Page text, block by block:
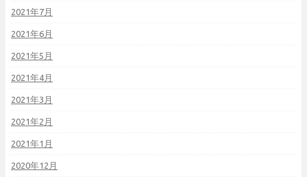
2021年7月
2021年6月
2021年5月
2021年4月
2021年3月
2021年2月
2021年1月
2020年12月